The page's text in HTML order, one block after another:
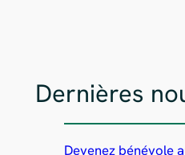
Dernières
Devenez bénévole